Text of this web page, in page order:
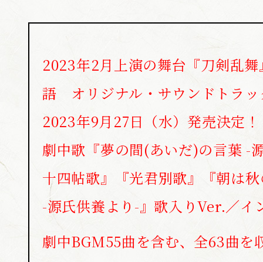
BLU-RAY /
GOODS
2023年2月上演の舞台『刀剣乱
語 オリジナル・サウンドトラッ
2023年9月27日（水）発売決定！
劇中歌『夢の間(あいだ)の言葉 -
十四帖歌』『光君別歌』『朝は
-源氏供養より-』歌入りVer.／イ
劇中BGM55曲を含む、全63曲を